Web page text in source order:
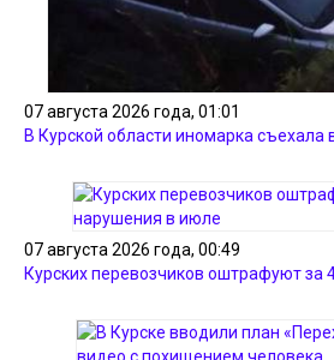
07 августа 2026 года, 01:01
В Курской области иномарка съехала
07 августа 2026 года, 00:49
Курских перевозчиков оштрафуют за